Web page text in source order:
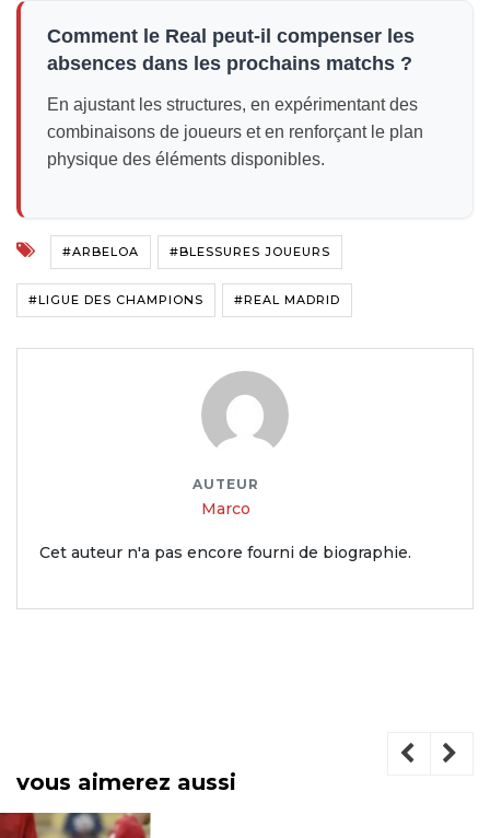
Comment le Real peut-il compenser les
absences dans les prochains matchs ?
En ajustant les structures, en expérimentant des
combinaisons de joueurs et en renforçant le plan
physique des éléments disponibles.
#ARBELOA #BLESSURES JOUEURS
#LIGUE DES CHAMPIONS #REAL MADRID
AUTEUR
Marco
Cet auteur n'a pas encore fourni de biographie.
vous aimerez aussi